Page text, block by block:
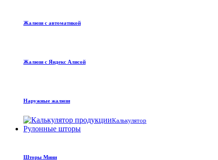
Жалюзи с автоматикой
Жалюзи с Яндекс Алисой
Наружные жалюзи
Калькулятор
Рулонные шторы
Шторы Мини